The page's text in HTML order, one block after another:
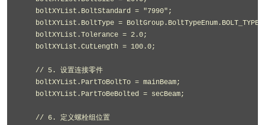
    boltXYList.BoltStandard = "7990";
boltXYList.BoltType =
    boltXYList.Tolerance = 2.0;
    boltXYList.CutLength = 100.0;
    // 5. 设置连接零件
    boltXYList.PartToBoltTo = mainBeam;
    boltXYList.PartToBeBolted = secBeam;
    // 6. 定义螺栓组位置